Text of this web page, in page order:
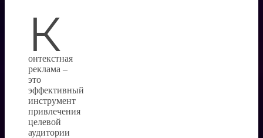
К
онтекстная
реклама –
это
эффективный
инструмент
привлечения
целевой
аудитории